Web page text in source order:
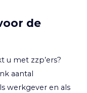
de
u met zzp’ers?
aantal
werkgever en als